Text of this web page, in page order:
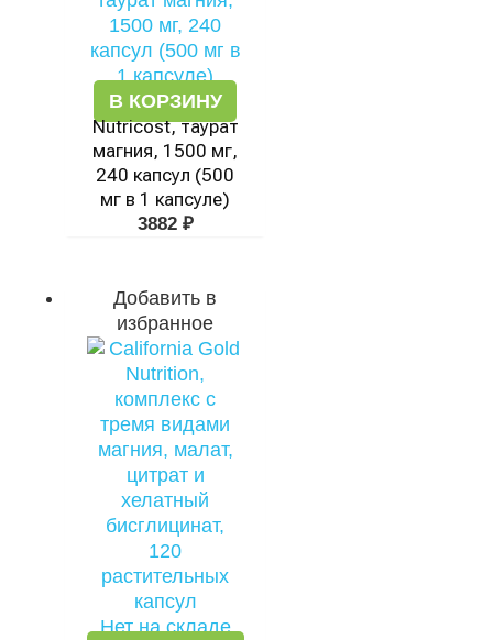
В КОРЗИНУ
Nutricost, таурат
магния, 1500 мг,
240 капсул (500
мг в 1 капсуле)
3882 ₽
Добавить в
избранное
Нет на складе